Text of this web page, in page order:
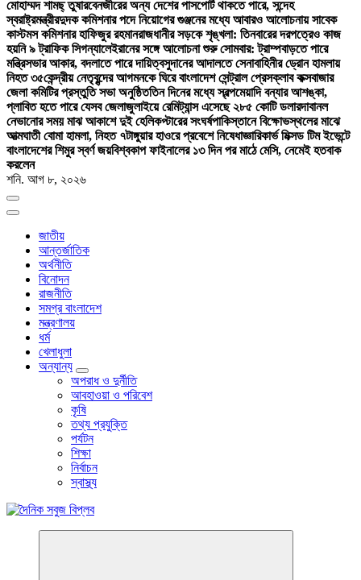
মোহাম্মদ শামছ্ তুষারবেনজীরের অন্য দেশের পাসপোর্ট থাকতে পারে, সন্দেহ
স্বরাষ্ট্রমন্ত্রীরদুদক কমিশনার পদে নিয়োগের গুঞ্জনের মধ্যে আবারও আলোচনায় সাবেক
কাস্টমস কমিশনার হাফিজুর রহমানরাজধানীর সড়কে শৃঙ্খলা: তিনবারের দরপত্রেও কাজ
হয়নি ৯ ট্রাফিক সিগন্যালেইরানের সঙ্গে আলোচনা শুরু সোমবার: ট্রাম্পবাড়তে পারে
মন্ত্রিসভার আকার, বদলাতে পারে দায়িত্বসুদানের আদালতে সেনাবাহিনীর ড্রোন হামলায়
নিহত ৩৫কেন্দ্রীয় নেতৃবৃন্দের আগমনকে ঘিরে বাংলাদেশ সেন্ট্রাল প্রেসক্লাব কক্সবাজার
জেলা কমিটির প্রস্তুতি সভা অনুষ্ঠিততিন দিনের মধ্যে স্বল্পমেয়াদি বন্যার আশঙ্কা,
প্লাবিত হতে পারে যেসব জেলাজুলাইয়ে রেমিট্যান্স এসেছে ২৮৫ কোটি ডলারদাবানল
নেভানোর সময় মাঝ আকাশে দুই হেলিকপ্টারের সংঘর্ষপাকিস্তানে বিক্ষোভস্থলের মাঝে
আত্মঘাতী বোমা হামলা, নিহত ৭টাঙ্গুয়ার হাওরে প্রবেশে নিষেধাজ্ঞারিকার্ভ মিক্সড টিম ইভেন্টে
বাংলাদেশের শিমুর স্বর্ণ জয়বিশ্বকাপ ফাইনালের ১৩ দিন পর মাঠে মেসি, নেমেই হতবাক
করলেন
শনি. আগ ৮, ২০২৬
জাতীয়
আন্তর্জাতিক
অর্থনীতি
বিনোদন
রাজনীতি
সমগ্র বাংলাদেশ
মন্ত্রণালয়
ধর্ম
খেলাধুলা
অন্যান্য
অপরাধ ও দুর্নীতি
আবহাওয়া ও পরিবেশ
কৃষি
তথ্য প্রযুক্তি
পর্যটন
শিক্ষা
নির্বাচন
স্বাস্থ্য
বাংলা নিউজ পেপার